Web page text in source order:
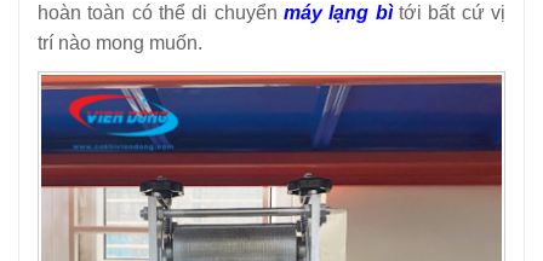
hoàn toàn có thể di chuyển máy lạng bì tới bất cứ vị
trí nào mong muốn.